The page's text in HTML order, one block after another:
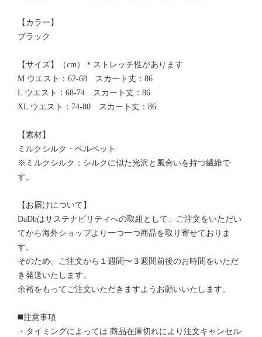
【カラー】
ブラック
【サイズ】（cm）＊ストレッチ性があります
M ウエスト：62-68 スカート丈：86
L ウエスト：68-74 スカート丈：86
XL ウエスト：74-80 スカート丈：86
【素材】
ミルクシルク・ベルベット
※ミルクシルク：シルクに似た光沢と風合いを持つ繊維で
す。
【お届けについて】
DaDbはサステナビリティへの取組として、ご注文をいただい
てから海外ショップより一つ一つ商品を取り寄せておりま
す。
そのため、ご注文から１週間〜３週間前後のお時間をいただ
き発送いたします。
余裕をもってご注文いただきますようお願いいたします。
◼️注意事項
・タイミングによっては 商品在庫切れにより注文キャンセル